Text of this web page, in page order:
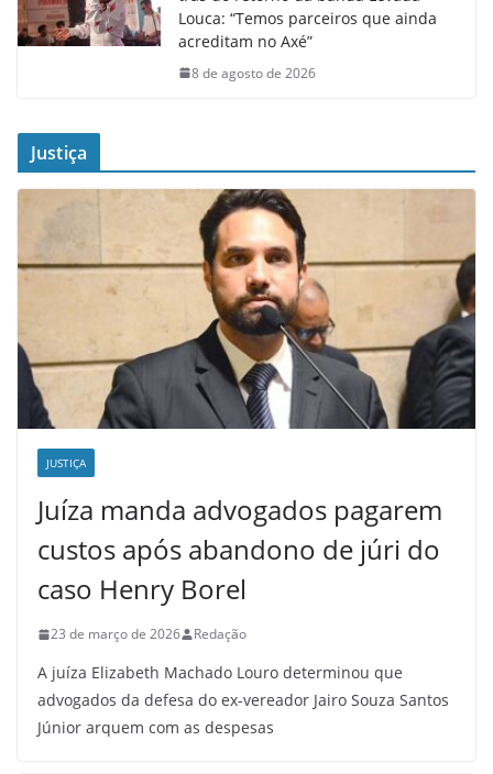
Louca: “Temos parceiros que ainda
acreditam no Axé”
8 de agosto de 2026
Justiça
JUSTIÇA
Juíza manda advogados pagarem
custos após abandono de júri do
caso Henry Borel
23 de março de 2026 Redação
A juíza Elizabeth Machado Louro determinou que
advogados da defesa do ex-vereador Jairo Souza Santos
Júnior arquem com as despesas